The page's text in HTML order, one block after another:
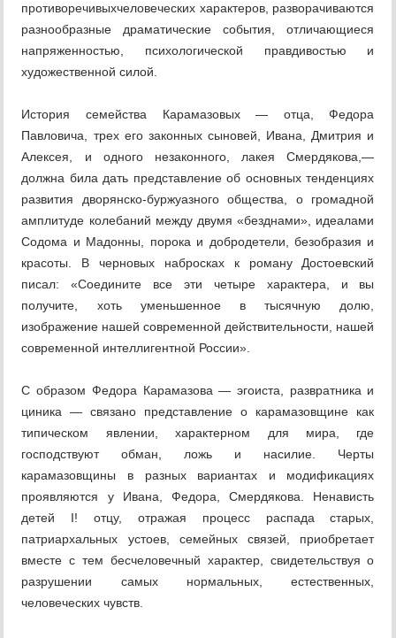
противоречивыхчеловеческих характеров, разворачиваются
разнообразные драматические события, отличающиеся
напряженностью, психологической правдивостью и
художественной силой.
История семейства Карамазовых — отца, Федора
Павловича, трех его законных сыновей, Ивана, Дмитрия и
Алексея, и одного незаконного, лакея Смердякова,—
должна била дать представление об основных тенденциях
развития дворянско-буржуазного общества, о громадной
амплитуде колебаний между двумя «безднами», идеалами
Содома и Мадонны, порока и добродетели, безобразия и
красоты. В черновых набросках к роману Достоевский
писал: «Соедините все эти четыре характера, и вы
получите, хоть уменьшенное в тысячную долю,
изображение нашей современной действительности, нашей
современной интеллигентной России».
С образом Федора Карамазова — эгоиста, развратника и
циника — связано представление о карамазовщине как
типическом явлении, характерном для мира, где
господствуют обман, ложь и насилие. Черты
карамазовщины в разных вариантах и модификациях
проявляются у Ивана, Федора, Смердякова. Ненависть
детей I! отцу, отражая процесс распада старых,
патриархальных устоев, семейных связей, приобретает
вместе с тем бесчеловечный характер, свидетельствуя о
разрушении самых нормальных, естественных,
человеческих чувств.